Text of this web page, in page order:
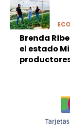
Brenda
el estado